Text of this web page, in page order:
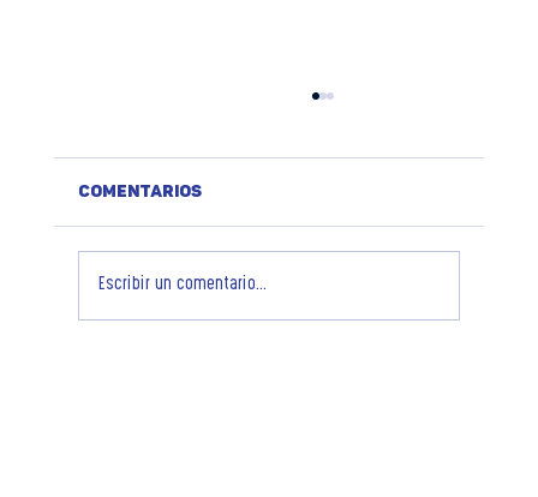
Comentarios
Escribir un comentario...